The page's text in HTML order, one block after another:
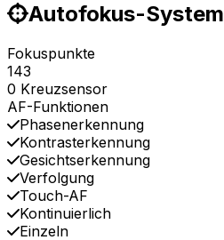
Autofokus-System
Fokuspunkte
143
0 Kreuzsensor
AF-Funktionen
Phasenerkennung
Kontrasterkennung
Gesichtserkennung
Verfolgung
Touch-AF
Kontinuierlich
Einzeln